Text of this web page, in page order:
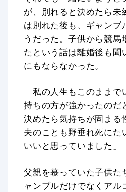
が、別れると決めたら未
は別れた後も、ギャンブ
うだった。子供から競馬
たという話は離婚後も聞
にもならなかった。
「私の人生もこのまま
持ちの方が強かったのだ
決めたら気持ちが固まる
夫のことも野垂れ死にた
いいと思っていました」
父親を慕っていた子供た
ャンブルだけでなくアル